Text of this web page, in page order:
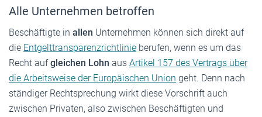
Alle Unternehmen betroffen
Beschäftigte in allen Unternehmen können sich direkt auf
die Entgelttransparenzrichtlinie berufen, wenn es um das
Recht aufgleichen Lohn aus Artikel 157 des Vertrags über
die Arbeitsweise der Europäischen Union geht. Denn nach
ständiger Rechtsprechung wirkt diese Vorschrift auch
zwischen Privaten, also zwischen Beschäftigten und